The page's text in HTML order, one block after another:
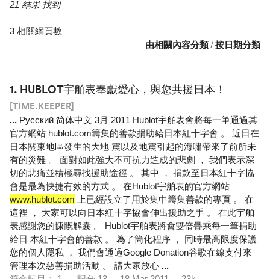
21 結果 找到
3 相關網頁數
由相關內容分類/按日期分類
1. HUBLOT宇舶表奉獻愛心，與您共援日本！
[TIME.KEEPER]
... Pусский 简体中文 3月 2011 Hublot宇舶表會將每一筆通過其
官方網站 hublot.com籌集的善款捐助給日本紅十字會 。 近日在
日本關東地區發生的大地 震以及地震引起的海嘯帶來了前所未
有的災難 。 面對如此強大不可抗力造成的悲劇 ， 我們表示深
切的悲痛並積極尋找援助途徑 。 其中 ， 捐款至日本紅十字協
會是最為快捷有效的方式 。 在Hublot宇舶表的官方網站
www.hublot.com 上已經設立了用於集中籌集善款的專頁 。 在
這裡 ， 大家可以向日本紅十字協會伸出援助之手 。 在此宇舶
表感謝您的慷慨解囊 。 Hublot宇舶表將會雙倍疊乘每一筆捐助
給日 本紅十字會的善款 。 為了簡化程序 ， 同時最高限度保護
您的個人隱私 ， 我們會通過Google Donation谷歌在線支付來
管理本次慈善捐助活動 。 請大家放心 ...